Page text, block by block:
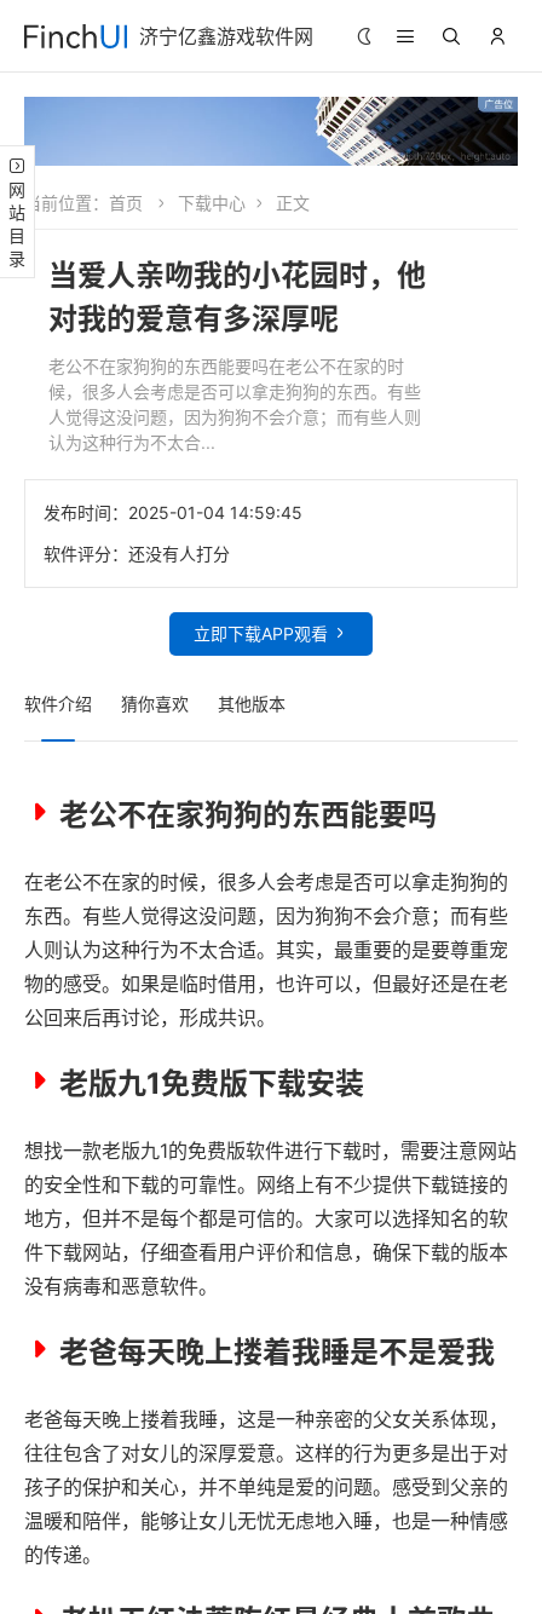
济宁亿鑫游戏软件网
网站目录 当前位置： 首页 下载中心 正文
当爱人亲吻我的小花园时，他
对我的爱意有多深厚呢
老公不在家狗狗的东西能要吗在老公不在家的时
候，很多人会考虑是否可以拿走狗狗的东西。有些
人觉得这没问题，因为狗狗不会介意；而有些人则
认为这种行为不太合...
发布时间： 2025-01-04 14:59:45
软件评分： 还没有人打分
立即下载APP观看
软件介绍 猜你喜欢 其他版本
老公不在家狗狗的东西能要吗
在老公不在家的时候，很多人会考虑是否可以拿走狗狗的
东西。有些人觉得这没问题，因为狗狗不会介意；而有些
人则认为这种行为不太合适。其实，最重要的是要尊重宠
物的感受。如果是临时借用，也许可以，但最好还是在老
公回来后再讨论，形成共识。
老版九1免费版下载安装
想找一款老版九1的免费版软件进行下载时，需要注意网站
的安全性和下载的可靠性。网络上有不少提供下载链接的
地方，但并不是每个都是可信的。大家可以选择知名的软
件下载网站，仔细查看用户评价和信息，确保下载的版本
没有病毒和恶意软件。
老爸每天晚上搂着我睡是不是爱我
老爸每天晚上搂着我睡，这是一种亲密的父女关系体现，
往往包含了对女儿的深厚爱意。这样的行为更多是出于对
孩子的保护和关心，并不单纯是爱的问题。感受到父亲的
温暖和陪伴，能够让女儿无忧无虑地入睡，也是一种情感
的传递。